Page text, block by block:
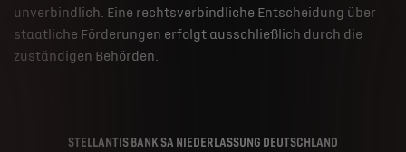
unverbindlich. Eine rechtsverbindliche Entscheidung über
staatliche Förderungen erfolgt ausschließlich durch die
zuständigen Behörden.
STELLANTIS BANK SA NIEDERLASSUNG DEUTSCHLAND